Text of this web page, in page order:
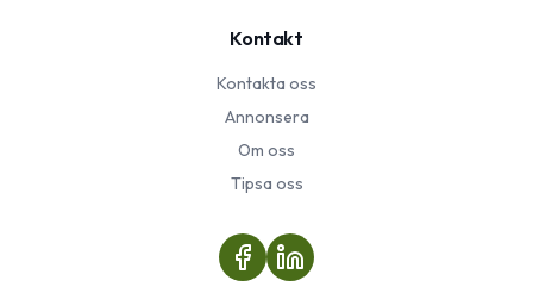
Kontakt
Kontakta oss
Annonsera
Om oss
Tipsa oss